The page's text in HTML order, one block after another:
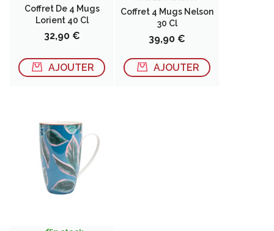
Coffret De 4 Mugs
Lorient 40 Cl
Prix
32,90 €
AJOUTER
Coffret 4 Mugs Nelson
30 Cl
Prix
39,90 €
AJOUTER